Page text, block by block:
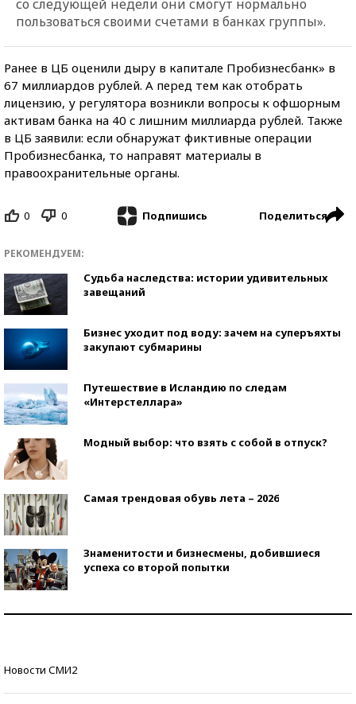
со следующей недели они смогут нормально
пользоваться своими счетами в банках группы».
Ранее в ЦБ оценили дыру в капитале Пробизнесбанк» в
67 миллиардов рублей. А перед тем как отобрать
лицензию, у регулятора возникли вопросы к офшорным
активам банка на 40 с лишним миллиарда рублей. Также
в ЦБ заявили: если обнаружат фиктивные операции
Пробизнесбанка, то направят материалы в
правоохранительные органы.
0 0 Подпишись Поделиться
РЕКОМЕНДУЕМ:
Судьба наследства: истории удивительных
завещаний
Бизнес уходит под воду: зачем на суперъяхты
закупают субмарины
Путешествие в Исландию по следам
«Интерстеллара»
Модный выбор: что взять с собой в отпуск?
Самая трендовая обувь лета – 2026
Знаменитости и бизнесмены, добившиеся
успеха со второй попытки
Новости СМИ2